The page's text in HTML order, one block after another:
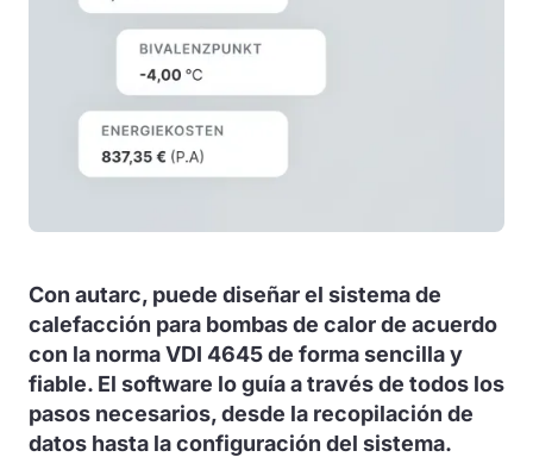
Con autarc, puede diseñar el sistema de
calefacción para bombas de calor de acuerdo
con la norma VDI 4645 de forma sencilla y
fiable. El software lo guía a través de todos los
pasos necesarios, desde la recopilación de
datos hasta la configuración del sistema.